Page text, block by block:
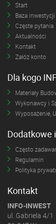
Start
Baza inwestycji
Częste pytania
Aktualności
Kontakt
Załóż konto
Dla kogo
Materiały
Wykonawcy i
Wyposażenie,
Dodatkowe
Często
Regulamin
Polityka
Kontakt
INFO-INWEST
ul. Gabriela 4/1